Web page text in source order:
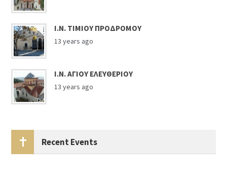
Ι.Ν. ΤΙΜΙΟΥ ΠΡΟΔΡΟΜΟΥ
13 years ago
Ι.Ν. ΑΓΙΟΥ ΕΛΕΥΘΕΡΙΟΥ
13 years ago
Recent Events